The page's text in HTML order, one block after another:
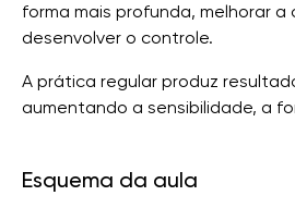
forma mais profunda, melhorar a
desenvolver o controle.
A prática regular produz
aumentando a sensibilidade, a
Esquema da aula